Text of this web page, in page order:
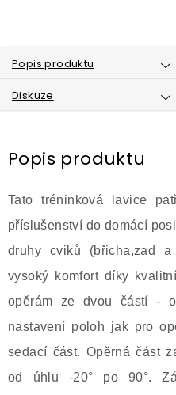
Popis produktu
Diskuze
Popis produktu
Tato tréninková lavice
příslušenství do domácí
druhy cviků (břicha,zad
vysoký komfort díky
opěrám ze dvou částí -
nastavení poloh jak pro
sedací část. Opěrná část
od úhlu -20° po 90°.